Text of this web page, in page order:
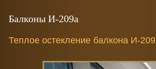
Балконы И-209а
Теплое остекление балкона И-209